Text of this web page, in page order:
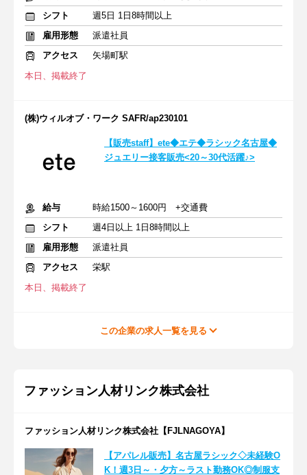
シフト
週5日 1日8時間以上
雇用形態
派遣社員
アクセス
矢場町駅
本日、掲載終了
(株)ウィルオブ・ワーク SAFR/ap230101
【販売staff】ete◆エテ◆ラシック名古屋◆
ジュエリー接客販売<20～30代活躍♪>
給与
時給1500～1600円 +交通費
シフト
週4日以上 1日8時間以上
雇用形態
派遣社員
アクセス
栄駅
本日、掲載終了
この企業の求人一覧を見る
ファッション人材リンク株式会社
ファッション人材リンク株式会社【FJLNAGOYA】
【アパレル販売】名古屋ラシック◇未経験O
K！週3日～・夕方～ラスト勤務OK◎制服支